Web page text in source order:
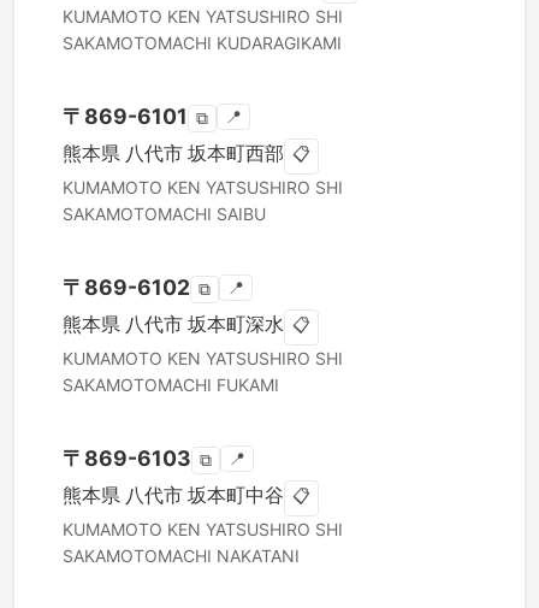
KUMAMOTO KEN YATSUSHIRO SHI
SAKAMOTOMACHI KUDARAGIKAMI
〒 869-6101 ⧉ 📍
熊本県 八代市 坂本町西部 📋
KUMAMOTO KEN YATSUSHIRO SHI
SAKAMOTOMACHI SAIBU
〒 869-6102 ⧉ 📍
熊本県 八代市 坂本町深水 📋
KUMAMOTO KEN YATSUSHIRO SHI
SAKAMOTOMACHI FUKAMI
〒 869-6103 ⧉ 📍
熊本県 八代市 坂本町中谷 📋
KUMAMOTO KEN YATSUSHIRO SHI
SAKAMOTOMACHI NAKATANI